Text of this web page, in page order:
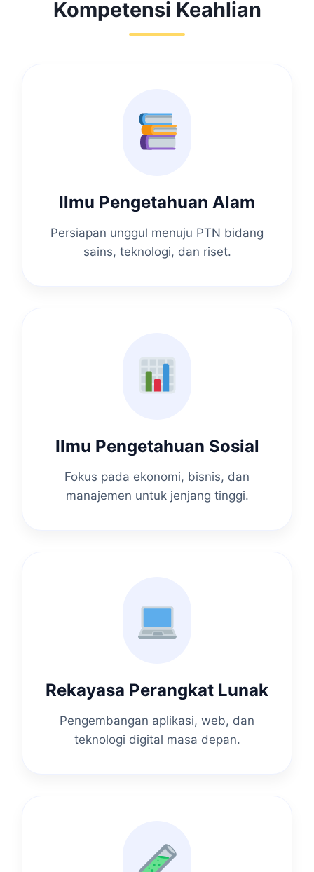
Kompetensi Keahlian
Ilmu Pengetahuan Alam
Persiapan unggul menuju PTN bidang
sains, teknologi, dan riset.
Ilmu Pengetahuan Sosial
Fokus pada ekonomi, bisnis, dan
manajemen untuk jenjang tinggi.
Rekayasa Perangkat Lunak
Pengembangan aplikasi, web, dan
teknologi digital masa depan.